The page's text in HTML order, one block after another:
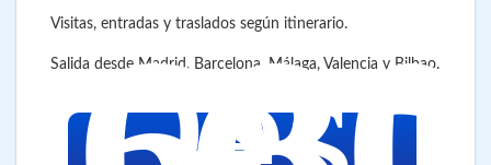
Visitas, entradas y traslados según itinerario.
Salida desde Madrid, Barcelona, Málaga, Valencia y Bilbao.